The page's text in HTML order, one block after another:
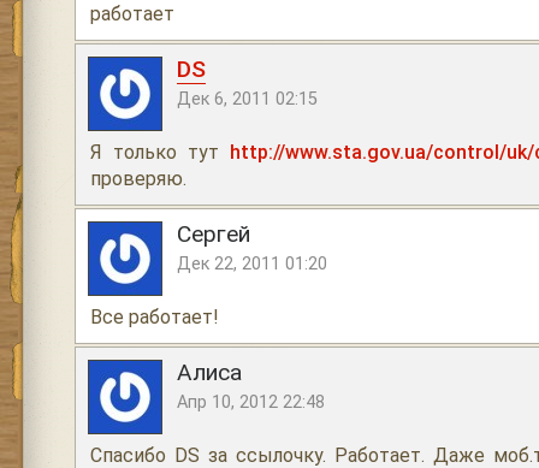
работает
DS
Дек 6, 2011 02:15
Я только тут http://www.sta.gov.ua/control/uk/
проверяю.
Сергей
Дек 22, 2011 01:20
Все работает!
Алиса
Апр 10, 2012 22:48
Спасибо DS за ссылочку. Работает. Даже